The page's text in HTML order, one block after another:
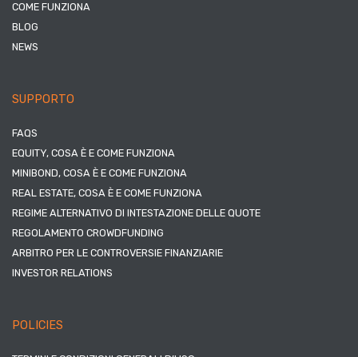
COME FUNZIONA
BLOG
NEWS
SUPPORTO
FAQS
EQUITY, COSA È E COME FUNZIONA
MINIBOND, COSA È E COME FUNZIONA
REAL ESTATE, COSA È E COME FUNZIONA
REGIME ALTERNATIVO DI INTESTAZIONE DELLE QUOTE
REGOLAMENTO CROWDFUNDING
ARBITRO PER LE CONTROVERSIE FINANZIARIE
INVESTOR RELATIONS
POLICIES